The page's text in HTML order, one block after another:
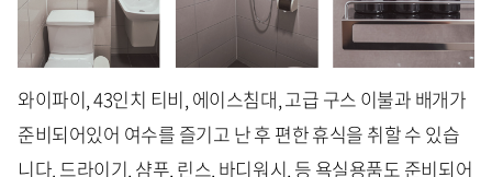
와이파이, 43인치 티비, 에이스침대, 고급 구스 이불과 배개가
준비되어있어 여수를 즐기고 난 후 편한 휴식을 취할 수 있습
니다. 드라이기, 샴푸, 린스, 바디워시, 등 욕실용품도 준비되어